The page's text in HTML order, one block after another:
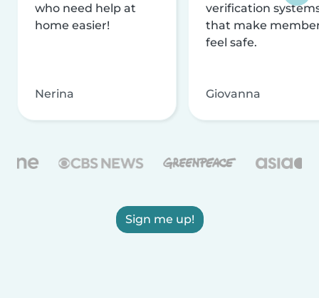
who need help at
home easier!
Nerina
verification
that make
feel safe.
Giovanna
Sign me up!